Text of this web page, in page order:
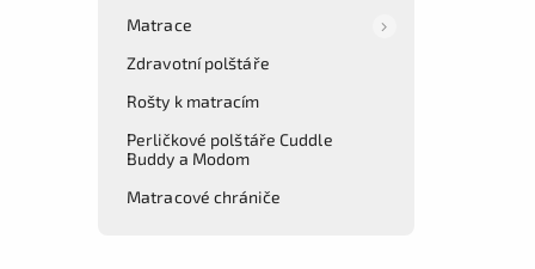
Matrace
Zdravotní polštáře
Rošty k matracím
Perličkové polštáře Cuddle
Buddy a Modom
Matracové chrániče